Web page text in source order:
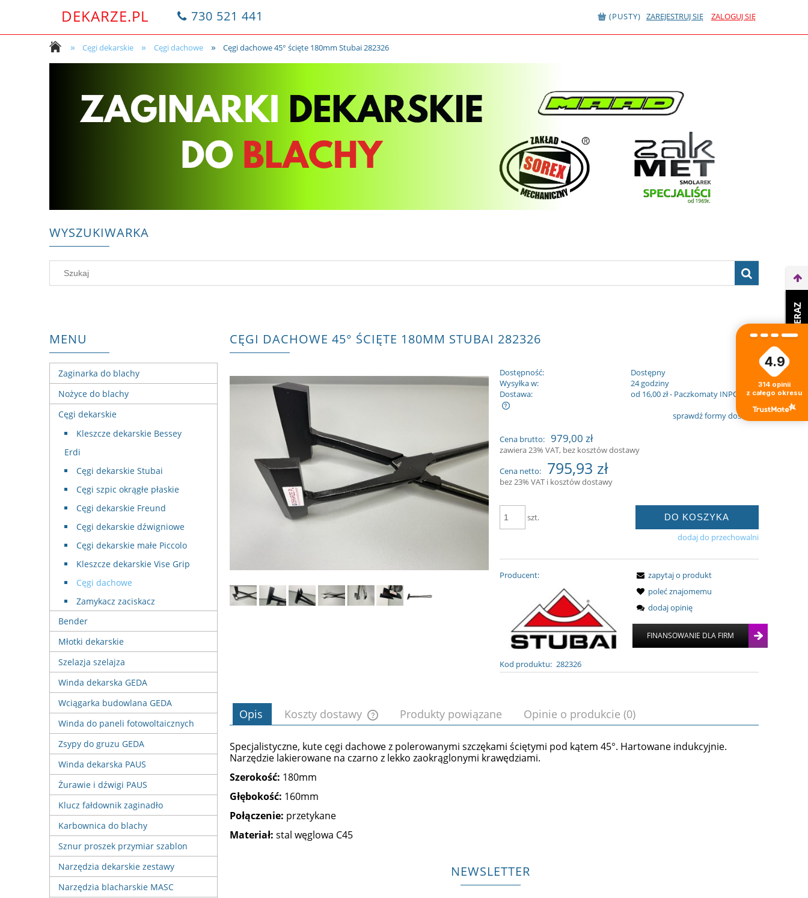
DEKARZE.PL 730 521 441 (PUSTY) ZAREJESTRUJ SIĘ ZALOGUJ SIĘ
» Cęgi dekarskie » Cęgi dachowe » Cęgi dachowe 45° ścięte 180mm Stubai 282326
WYSZUKIWARKA
MENU
Zaginarka do blachy
Nożyce do blachy
Cęgi dekarskie
Kleszcze dekarskie Bessey
Erdi
Cęgi dekarskie Stubai
Cęgi szpic okrągłe płaskie
Cęgi dekarskie Freund
Cęgi dekarskie dźwigniowe
Cęgi dekarskie małe Piccolo
Kleszcze dekarskie Vise Grip
Cęgi dachowe
Zamykacz zaciskacz
Bender
Młotki dekarskie
Szelazja szelajza
Winda dekarska GEDA
Wciągarka budowlana GEDA
Winda do paneli fotowoltaicznych
Zsypy do gruzu GEDA
Winda dekarska PAUS
Żurawie i dźwigi PAUS
Klucz fałdownik zaginadło
Karbownica do blachy
Sznur proszek przymiar szablon
Narzędzia dekarskie zestawy
Narzędzia blacharskie MASC
CĘGI DACHOWE 45° ŚCIĘTE 180MM STUBAI 282326
Dostępność:
Dostępny
Wysyłka w:
24 godziny
Dostawa:
od 16,00 zł- Paczkomaty INPOST
płatności
sprawdź formy dostawy
Cena brutto: 979,00 zł
zawiera 23% VAT, bez kosztów dostawy
Cena netto:
795,93 zł
bez 23% VAT i kosztów dostawy
szt. DO KOSZYKA
dodaj do przechowalni
Producent:
Kod produktu: 282326
zapytaj o produkt
poleć znajomemu
dodaj opinię
Opis Koszty dostawy
Cena nie zawiera ewentualnych kosztów
płatności
Produkty powiązane Opinie o produkcie (0)
Specjalistyczne, kute cęgi dachowe z polerowanymi szczękami ściętymi pod kątem 45°. Hartowane indukcyjnie.
Narzędzie lakierowane na czarno z lekko zaokrąglonymi krawędziami.
Szerokość: 180mm
Głębokość: 160mm
Połączenie: przetykane
Materiał: stal węglowa C45
NEWSLETTER
WEŹ LEASING TERAZ
4.9
314 opinii
z całego okresu